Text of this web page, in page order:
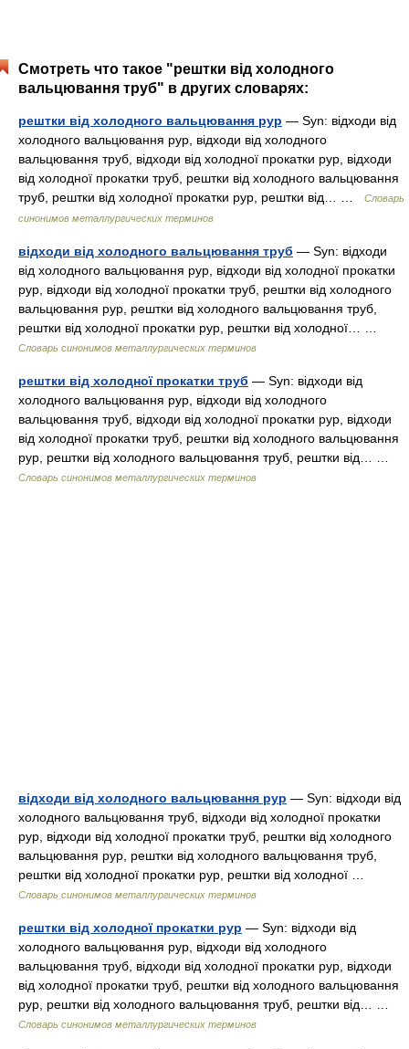
Смотреть что такое "рештки від холодного
вальцювання труб" в других словарях:
рештки від холодного вальцювання рур — Syn: відходи від
холодного вальцювання рур, відходи від холодного
вальцювання труб, відходи від холодної прокатки рур, відходи
від холодної прокатки труб, рештки від холодного вальцювання
труб, рештки від холодної прокатки рур, рештки від… …
Словарь
синонимов металлургических терминов
відходи від холодного вальцювання труб — Syn: відходи
від холодного вальцювання рур, відходи від холодної прокатки
рур, відходи від холодної прокатки труб, рештки від холодного
вальцювання рур, рештки від холодного вальцювання труб,
рештки від холодної прокатки рур, рештки від холодної… …
Словарь синонимов металлургических терминов
рештки від холодної прокатки труб — Syn: відходи від
холодного вальцювання рур, відходи від холодного
вальцювання труб, відходи від холодної прокатки рур, відходи
від холодної прокатки труб, рештки від холодного вальцювання
рур, рештки від холодного вальцювання труб, рештки від… …
Словарь синонимов металлургических терминов
відходи від холодного вальцювання рур — Syn: відходи від
холодного вальцювання труб, відходи від холодної прокатки
рур, відходи від холодної прокатки труб, рештки від холодного
вальцювання рур, рештки від холодного вальцювання труб,
рештки від холодної прокатки рур, рештки від холодної …
Словарь синонимов металлургических терминов
рештки від холодної прокатки рур — Syn: відходи від
холодного вальцювання рур, відходи від холодного
вальцювання труб, відходи від холодної прокатки рур, відходи
від холодної прокатки труб, рештки від холодного вальцювання
рур, рештки від холодного вальцювання труб, рештки від… …
Словарь синонимов металлургических терминов